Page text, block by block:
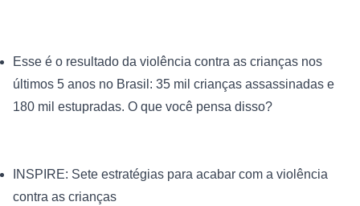
Esse é o resultado da violência contra as crianças nos
últimos 5 anos no Brasil: 35 mil crianças assassinadas e
180 mil estupradas. O que você pensa disso?
INSPIRE: Sete estratégias para acabar com a violência
contra as crianças